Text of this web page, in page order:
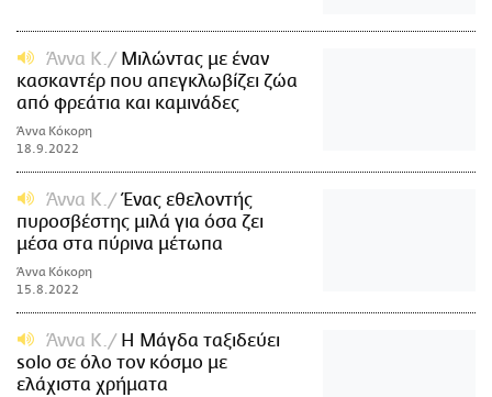
Άννα Κ.
Μιλώντας με έναν
κασκαντέρ που απεγκλωβίζει ζώα
από φρεάτια και καμινάδες
Άννα Κόκορη
18.9.2022
Άννα Κ.
Ένας εθελοντής
πυροσβέστης μιλά για όσα ζει
μέσα στα πύρινα μέτωπα
Άννα Κόκορη
15.8.2022
Άννα Κ.
Η Μάγδα ταξιδεύει
solo σε όλο τον κόσμο με
ελάχιστα χρήματα